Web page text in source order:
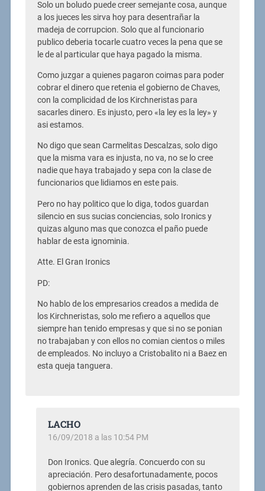
Solo un boludo puede creer semejante cosa, aunque
a los jueces les sirva hoy para desentrañar la
madeja de corrupcion. Solo que al funcionario
publico deberia tocarle cuatro veces la pena que se
le de al particular que haya pagado la misma.
Como juzgar a quienes pagaron coimas para poder
cobrar el dinero que retenia el gobierno de Chaves,
con la complicidad de los Kirchneristas para
sacarles dinero. Es injusto, pero «la ley es la ley» y
asi estamos.
No digo que sean Carmelitas Descalzas, solo digo
que la misma vara es injusta, no va, no se lo cree
nadie que haya trabajado y sepa con la clase de
funcionarios que lidiamos en este pais.
Pero no hay politico que lo diga, todos guardan
silencio en sus sucias conciencias, solo Ironics y
quizas alguno mas que conozca el paño puede
hablar de esta ignominia.
Atte. El Gran Ironics
PD:
No hablo de los empresarios creados a medida de
los Kirchneristas, solo me refiero a aquellos que
siempre han tenido empresas y que si no se ponian
no trabajaban y con ellos no comian cientos o miles
de empleados. No incluyo a Cristobalito ni a Baez en
esta queja tanguera.
LACHO
16/09/2018 a las 10:54 PM
Don Ironics. Que alegría. Concuerdo con su
apreciación. Pero desafortunadamente, pocos
gobiernos aprenden de las crisis pasadas, tanto